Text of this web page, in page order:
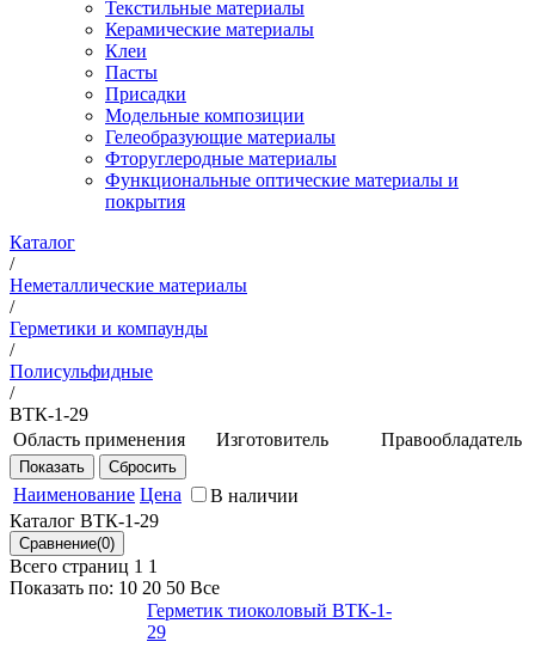
Текстильные материалы
Керамические материалы
Клеи
Пасты
Присадки
Модельные композиции
Гелеобразующие материалы
Фторуглеродные материалы
Функциональные оптические материалы и
покрытия
Каталог
/
Неметаллические материалы
/
Герметики и компаунды
/
Полисульфидные
/
ВТК-1-29
Область применения
Для послойной
герметизации
кессон-баков и
изделий,
работающих при
температуре от -60
до +130°С на
воздухе и топливе
ТС-1. Обладает
Изготовитель
институт" -
Правообладатель
Наименование Цена
В наличии
Каталог ВТК-1-29
Всего страниц 1 1
Показать по: 10 20 50 Все
Герметик тиоколовый ВТК-1-
29